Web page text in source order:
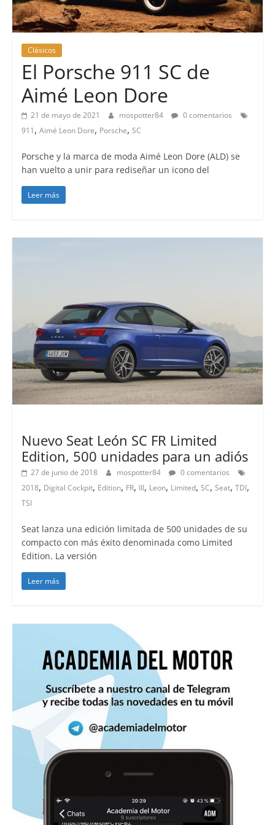
Clásicos
El Porsche 911 SC de
Aimé Leon Dore
21 de mayo de 2021 mospotter84
0 comentarios
911, Aimé Leon Dore, Porsche, SC
Porsche y la marca de moda Aimé Leon Dore (ALD) se
han vuelto a unir para rediseñar un icono del
Leer más
Nuevo Seat León SC FR Limited
Edition, 500 unidades para un adiós
27 de junio de 2018 mospotter84
0 comentarios
2018, Digital Cockpit, Edition, FR, III, Leon, Limited, SC, Seat, TDI,
TSI
Seat lanza una edición limitada de 500 unidades de su
compacto con más éxito denominada como Limited
Edition. La versión
Leer más